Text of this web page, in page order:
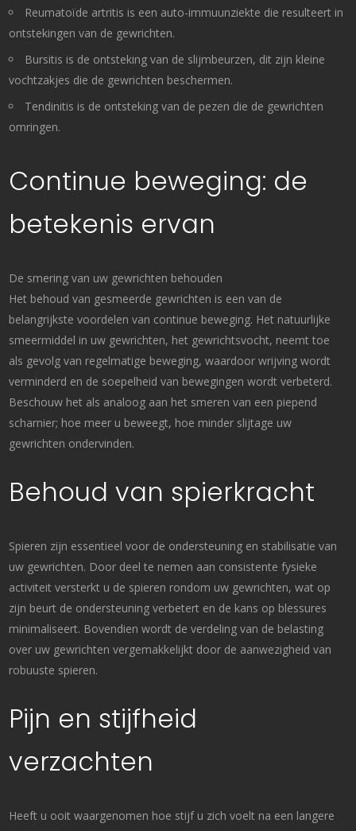
Reumatoïde artritis is een auto-immuunziekte die resulteert in
ontstekingen van de gewrichten.
Bursitis is de ontsteking van de slijmbeurzen, dit zijn kleine
vochtzakjes die de gewrichten beschermen.
Tendinitis is de ontsteking van de pezen die de gewrichten
omringen.
Continue beweging: de
betekenis ervan
De smering van uw gewrichten behouden
Het behoud van gesmeerde gewrichten is een van de
belangrijkste voordelen van continue beweging. Het natuurlijke
smeermiddel in uw gewrichten, het gewrichtsvocht, neemt toe
als gevolg van regelmatige beweging, waardoor wrijving wordt
verminderd en de soepelheid van bewegingen wordt verbeterd.
Beschouw het als analoog aan het smeren van een piepend
scharnier; hoe meer u beweegt, hoe minder slijtage uw
gewrichten ondervinden.
Behoud van spierkracht
Spieren zijn essentieel voor de ondersteuning en stabilisatie van
uw gewrichten. Door deel te nemen aan consistente fysieke
activiteit versterkt u de spieren rondom uw gewrichten, wat op
zijn beurt de ondersteuning verbetert en de kans op blessures
minimaliseert. Bovendien wordt de verdeling van de belasting
over uw gewrichten vergemakkelijkt door de aanwezigheid van
robuuste spieren.
Pijn en stijfheid
verzachten
Heeft u ooit waargenomen hoe stijf u zich voelt na een langere